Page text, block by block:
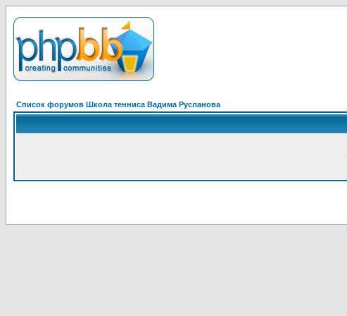
Список форумов Школа тенниса Вадима Русланова